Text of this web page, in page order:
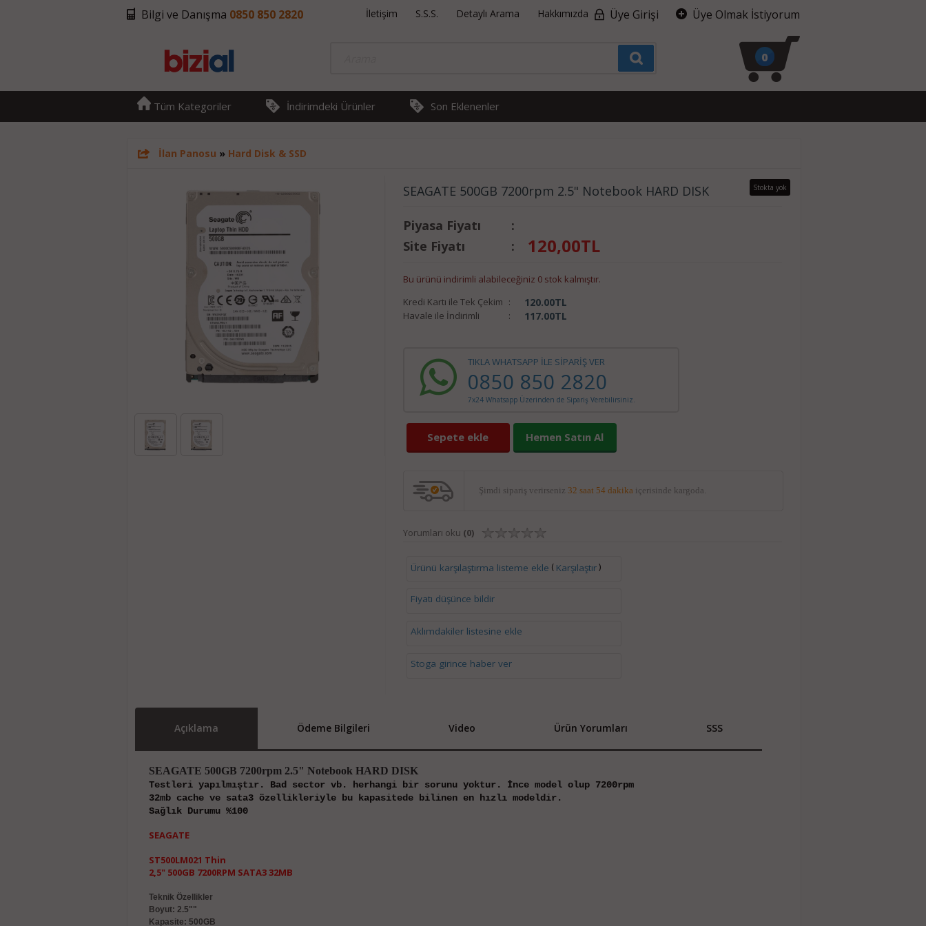
Bilgi ve Danışma 0850 850 2820 İletişim S.S.S. Detaylı Arama Hakkımızda Üye Girişi Üye Olmak İstiyorum
0
Tüm Kategoriler İndirimdeki Ürünler Son Eklenenler
İlan Panosu » Hard Disk & SSD
Stokta yok
SEAGATE 500GB 7200rpm 2.5" Notebook HARD DISK
Piyasa Fiyatı
:
Site Fiyatı
: 120,00TL
Bu ürünü indirimli alabileceğiniz 0 stok kalmıştır.
Kredi Kartı ile Tek Çekim : 120.00TL
Havale ile İndirimli : 117.00TL
TIKLA WHATSAPP İLE SİPARİŞ VER
0850 850 2820
7x24 Whatsapp Üzerinden de Sipariş Verebilirsiniz.
Sepete ekle Hemen Satın Al
Şimdi sipariş verirseniz 32 saat 54 dakika içerisinde kargoda.
Yorumları oku (0)
Ürünü karşılaştırma listeme ekle ( Karşılaştır)
Fiyatı düşünce bildir
Aklımdakiler listesine ekle
Stoga girince haber ver
Açıklama Ödeme Bilgileri Video Ürün Yorumları SSS
SEAGATE 500GB 7200rpm 2.5" Notebook HARD DISK
Testleri yapılmıştır. Bad sector vb. herhangi bir sorunu yoktur. İnce model olup 7200rpm
32mb cache ve sata3 özellikleriyle bu kapasitede bilinen en hızlı modeldir.
Sağlık Durumu %100
SEAGATE
ST500LM021 Thin
2,5" 500GB 7200RPM SATA3 32MB
Teknik Özellikler
Boyut: 2.5""
Kapasite: 500GB